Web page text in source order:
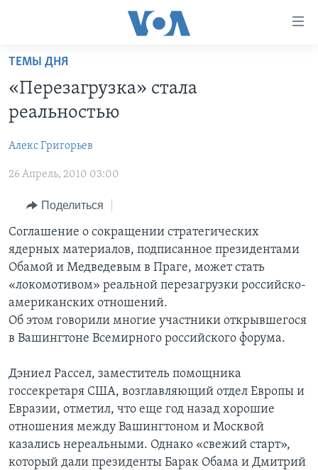
Перейти
основной
контент
Перейти
навигации
Перейти
поиск
ПРОГРАММЫ
НОВОСТИ ЗА МИНУТУ
ИТОГИ
ПОЧЕМУ ЭТО ВАЖНО?
ДИСКУССИЯ VOA
ДЕТАЛИ
НЬЮ-ЙОРК NEW YORK
АМЕРИКА. БОЛЬШОЕ ПУТЕШЕСТВИЕ
ПРОЕКТЫ
УЧИМ АНГЛИЙСКИЙ
НАША АМЕРИКАНСКАЯ ИСТОРИЯ
А КАК В АМЕРИКЕ?
АРТЕФАКТЫ
АМЕРИКАНСКИЕ ГОРОДКИ
ТЕСТЫ
ЭКСПЕРТИЗА
ИНТЕРВЬЮ
ФАКТЫ ПРОТИВ ФЕЙКОВ
ЗА СВОБОДУ ПРЕССЫ
УЧИМ АНГЛИЙСКИЙ
ВИДЕО
ПОДПИСКА НА НОВОСТИ
Learning English
СОЦИАЛЬНЫЕ СЕТИ
Языки
ТЕМЫ ДНЯ
«Перезагрузка» стала
реальностью
Алекс Григорьев
26 Апрель, 2010 03:00
Поделиться
Соглашение о сокращении стратегических
ядерных материалов, подписанное президентами
Обамой и Медведевым в Праге, может стать
«локомотивом» реальной перезагрузки российско-
американских отношений.
Об этом говорили многие участники открывшегося
в Вашингтоне Всемирного российского форума.
Дэниел Рассел, заместитель помощника
госсекретаря США, возглавляющий отдел Европы и
Евразии, отметил, что еще год назад хорошие
отношения между Вашингтоном и Москвой
казались нереальными. Однако «свежий старт»,
который дали президенты Барак Обама и Дмитрий